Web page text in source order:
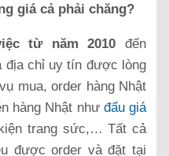
giá cả phải chăng?
từ năm 2010 đến
địa chỉ uy tín được lòng
mua, order hàng Nhật
hàng Nhật như đấu giá
trang sức,… Tất cả
được order và đặt tại